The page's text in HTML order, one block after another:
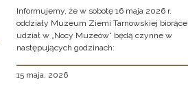
Informujemy, że w sobotę 16 maja 2026 r.
oddziały Muzeum Ziemi Tarnowskiej biorące
udział w „Nocy Muzeów” będą czynne w
następujących godzinach:
15 maja, 2026